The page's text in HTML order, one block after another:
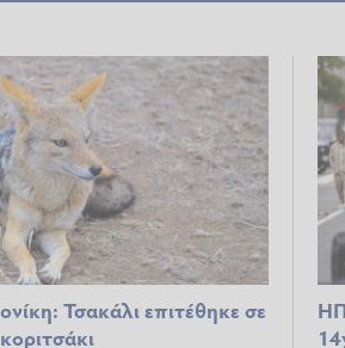
Τσακάλι επιτέθηκε σε